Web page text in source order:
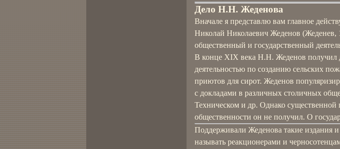
Дело Н.Н. Жеденова
Вначале я представлю вам главное
Николай Николаевич Жеденов (Жеденев,
общественный и государственный
В конце XIX века Н.Н. Жеденов получил
деятельностью по созданию сельских
приютов для сирот. Жеденов
с докладами в различных столичных
Техническом и др. Однако существенной
общественности он не получил. О
Поддерживали Жеденова такие издания
называть реакционерами и